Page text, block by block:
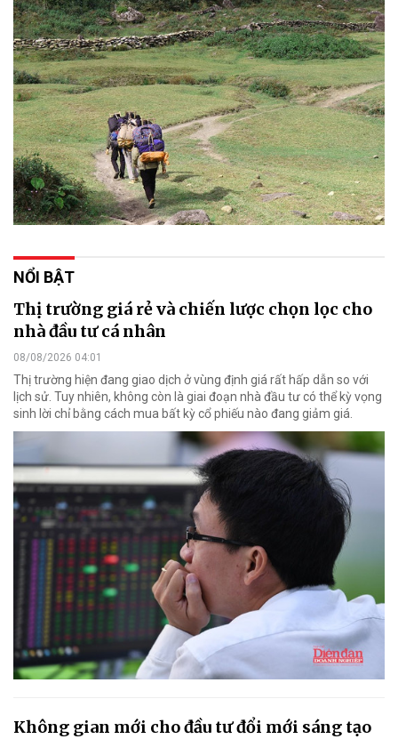
NỔI BẬT
Thị trường giá rẻ và chiến lược chọn lọc cho
nhà đầu tư cá nhân
08/08/2026 04:01
Thị trường hiện đang giao dịch ở vùng định giá rất hấp dẫn so với
lịch sử. Tuy nhiên, không còn là giai đoạn nhà đầu tư có thể kỳ vọng
sinh lời chỉ bằng cách mua bất kỳ cổ phiếu nào đang giảm giá.
Không gian mới cho đầu tư đổi mới sáng tạo